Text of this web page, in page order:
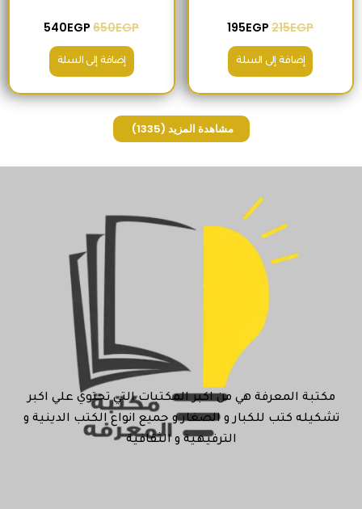
215EGP
195EGP
إضافة إلى السلة
650EGP
540EGP
إضافة إلى السلة
مشاهدة المزيد (1335)
مكتبة المعرفة هي من اكبر المكتبات التي تحتوي علي اكبر
تشكيله كتب للكبار و الصغار و جميع انواع الكتب الدينية و
الترفيهية و الثقافية